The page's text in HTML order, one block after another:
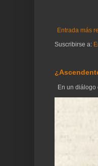
Entrada más
Suscribirse a:
En un diálogo